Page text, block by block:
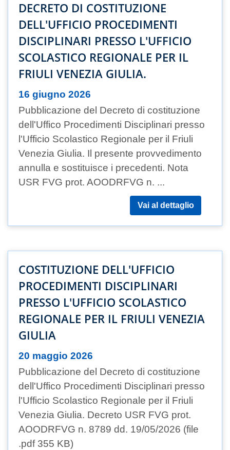
DECRETO DI COSTITUZIONE
DELL'UFFICIO PROCEDIMENTI
DISCIPLINARI PRESSO L'UFFICIO
SCOLASTICO REGIONALE PER IL
FRIULI VENEZIA GIULIA.
16 giugno 2026
Pubblicazione del Decreto di costituzione
dell'Uffico Procedimenti Disciplinari presso
l'Ufficio Scolastico Regionale per il Friuli
Venezia Giulia. Il presente provvedimento
annulla e sostituisce i precedenti. Nota
USR FVG prot. AOODRFVG n. ...
Vai al dettaglio
COSTITUZIONE DELL'UFFICIO
PROCEDIMENTI DISCIPLINARI
PRESSO L'UFFICIO SCOLASTICO
REGIONALE PER IL FRIULI VENEZIA
GIULIA
20 maggio 2026
Pubblicazione del Decreto di costituzione
dell'Uffico Procedimenti Disciplinari presso
l'Ufficio Scolastico Regionale per il Friuli
Venezia Giulia. Decreto USR FVG prot.
AOODRFVG n. 8789 dd. 19/05/2026 (file
.pdf 355 KB)